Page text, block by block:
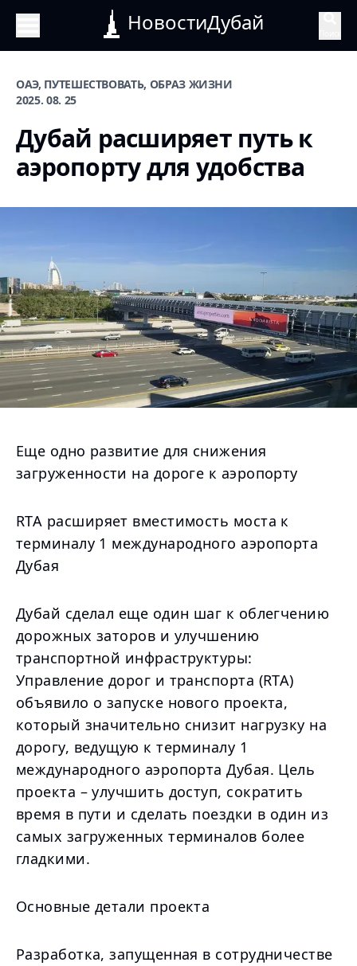
НовостиДубай
ОАЭ, ПУТЕШЕСТВОВАТЬ, ОБРАЗ ЖИЗНИ
2025. 08. 25
Дубай расширяет путь к
аэропорту для удобства
Еще одно развитие для снижения
загруженности на дороге к аэропорту
RTA расширяет вместимость моста к
терминалу 1 международного аэропорта
Дубая
Дубай сделал еще один шаг к облегчению
дорожных заторов и улучшению
транспортной инфраструктуры:
Управление дорог и транспорта (RTA)
объявило о запуске нового проекта,
который значительно снизит нагрузку на
дорогу, ведущую к терминалу 1
международного аэропорта Дубая. Цель
проекта – улучшить доступ, сократить
время в пути и сделать поездки в один из
самых загруженных терминалов более
гладкими.
Основные детали проекта
Разработка, запущенная в сотрудничестве